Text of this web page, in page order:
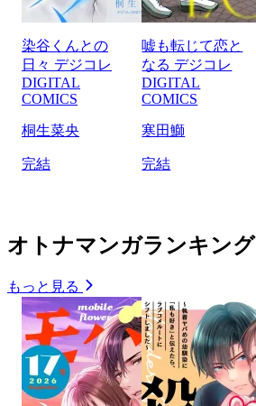
染谷くんとの
日々 デジコレ
DIGITAL
COMICS
桐生菜央
完結
嘘も転じて恋と
なる デジコレ
DIGITAL
COMICS
寒田鰤
完結
オトナマンガランキング
もっと見る